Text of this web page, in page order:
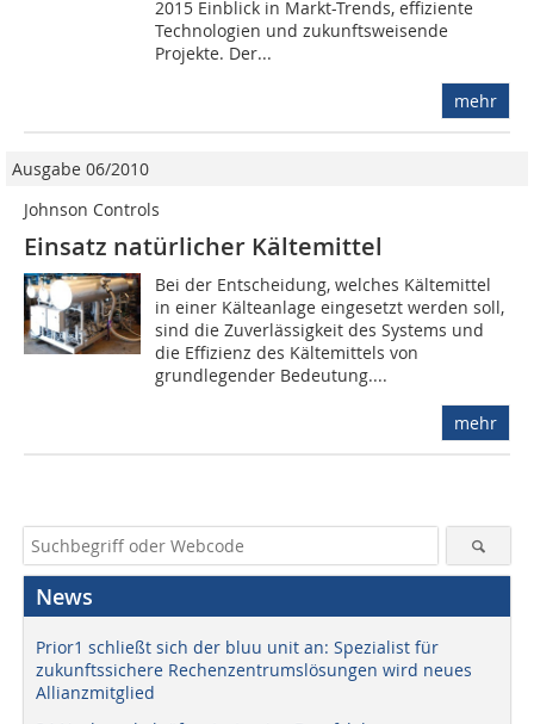
2015 Einblick in Markt-Trends, effiziente
Technologien und zukunftsweisende
Projekte. Der...
mehr
Ausgabe 06/2010
Johnson Controls
Einsatz natürlicher Kältemittel
Bei der Entscheidung, welches Kältemittel
in einer Kälteanlage eingesetzt werden soll,
sind die Zuverlässigkeit des Systems und
die Effizienz des Kältemittels von
grundlegender Bedeutung....
mehr
News
Prior1 schließt sich der bluu unit an: Spezialist für
zukunftssichere Rechenzentrumslösungen wird neues
Allianzmitglied